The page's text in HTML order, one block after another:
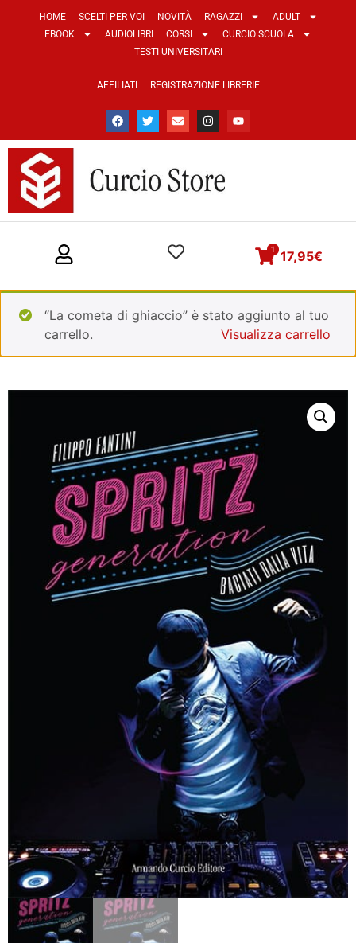
HOME SCELTI PER VOI NOVITÀ RAGAZZI
ADULT
EBOOK
AUDIOLIBRI CORSI
CURCIO SCUOLA
TESTI UNIVERSITARI
AFFILIATI REGISTRAZIONE LIBRERIE
17,95€
1
“La cometa di ghiaccio” è stato aggiunto al tuo
carrello.
Visualizza carrello